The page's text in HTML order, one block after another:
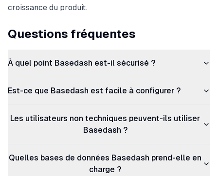
croissance du produit.
Questions fréquentes
À quel point Basedash est-il sécurisé ?
Est-ce que Basedash est facile à configurer ?
Les utilisateurs non techniques peuvent-ils utiliser
Basedash ?
Quelles bases de données Basedash prend-elle en
charge ?